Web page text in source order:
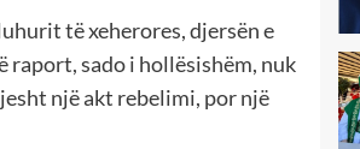
të xeherores, djersën e
raport, sado i hollësishëm, nuk
një akt rebelimi, por një